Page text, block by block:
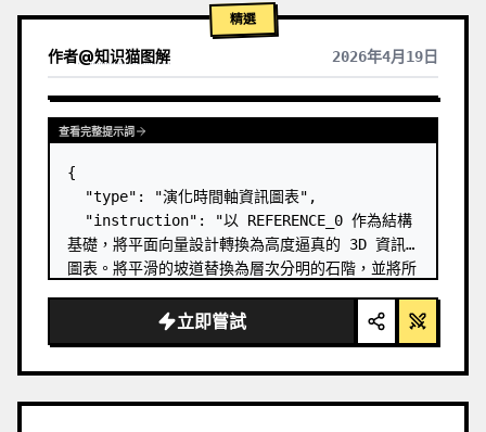
精選
作者@知识猫图解 2026年4月19日
查看完整提示詞
{
  "type": "演化時間軸資訊圖表",
  "instruction": "以 REFERENCE_0 作為結構
基礎，將平面向量設計轉換為高度逼真的 3D 資訊
圖表。將平滑的坡道替換為層次分明的石階，並將所
  "style": {
    "background": "
復古紋理羊皮紙
",
立即嘗試